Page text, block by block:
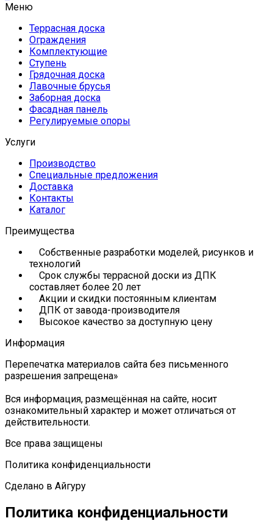
Меню
Террасная доска
Ограждения
Комплектующие
Ступень
Грядочная доска
Лавочные брусья
Заборная доска
Фасадная панель
Регулируемые опоры
Услуги
Производство
Специальные предложения
Доставка
Контакты
Каталог
Преимущества
Собственные разработки моделей, рисунков и
технологий
Срок службы террасной доски из ДПК
составляет более 20 лет
Акции и скидки постоянным клиентам
ДПК от завода-производителя
Высокое качество за доступную цену
Информация
Перепечатка материалов сайта без письменного
разрешения запрещена»
Вся информация, размещённая на сайте, носит
ознакомительный характер и может отличаться от
действительности.
Все права защищены
Политика конфиденциальности
Сделано в Айгуру
Политика конфиденциальности